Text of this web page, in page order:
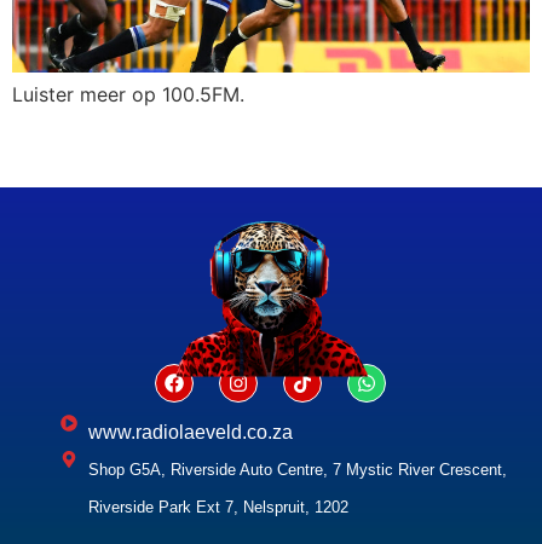
Luister meer op 100.5FM.
www.radiolaeveld.co.za
Shop G5A, Riverside Auto Centre, 7 Mystic River Crescent,
Riverside Park Ext 7, Nelspruit, 1202